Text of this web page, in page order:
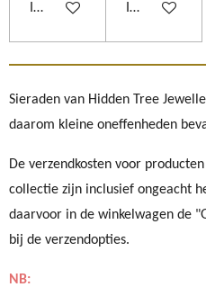
In winkelwagen In
Sieraden van Hidden Tree
daarom kleine oneffenheden
De verzendkosten voor
collectie zijn inclusief ongeacht
daarvoor in de winkelwagen de
bij de verzendopties.
NB: